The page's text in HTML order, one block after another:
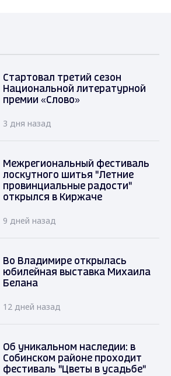
Стартовал третий сезон
Национальной литературной
премии «Слово»
3 дня назад
Межрегиональный фестиваль
лоскутного шитья "Летние
провинциальные радости"
открылся в Киржаче
9 дней назад
Во Владимире открылась
юбилейная выставка Михаила
Белана
12 дней назад
Об уникальном наследии: в
Собинском районе проходит
фестиваль "Цветы в усадьбе"